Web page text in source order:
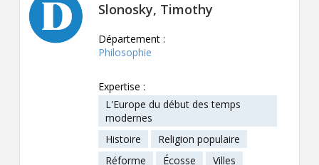
Slonosky, Timothy
Département :
Philosophie
Expertise :
L'Europe du début des temps
modernes
Histoire
Religion populaire
Réforme
Écosse
Villes
Informations
Outils
Menu principal
Qui vous êtes